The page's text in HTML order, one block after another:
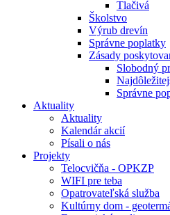
Tlačivá
Školstvo
Výrub drevín
Správne poplatky
Zásady
Slobodný
Správne
Aktuality
Aktuality
Kalendár akcií
Písali o nás
Projekty
Telocvičňa - OPKZP
WIFI pre teba
Opatrovateľská služba
Kultúrny dom -